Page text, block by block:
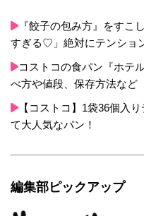
『餃子の包み方』をすこ
すぎる♡」絶対にテンショ
コストコの食パン『ホテ
べ方や値段、保存方法など
【コストコ】1袋36個入
て大人気なパン！
編集部ピックアップ